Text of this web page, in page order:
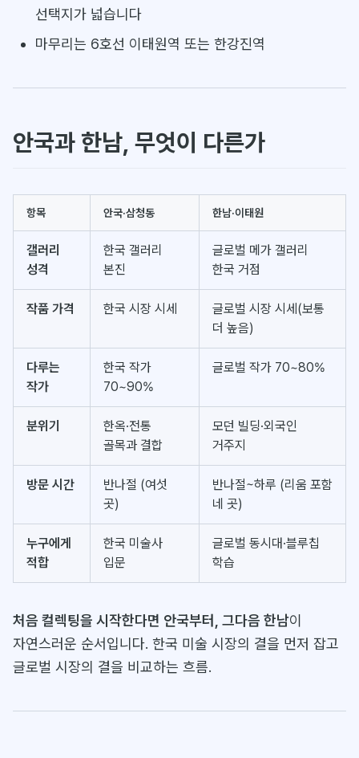
선택지가 넓습니다
마무리는 6호선 이태원역 또는 한강진역
안국과 한남, 무엇이 다른가
항목 안국·삼청동 한남·이태원
갤러리
성격
한국 갤러리
본진
글로벌 메가 갤러리
한국 거점
작품 가격 한국 시장 시세
글로벌 시장 시세(보통
더 높음)
다루는
작가
한국 작가
70~90%
글로벌 작가 70~80%
분위기
한옥·전통
골목과 결합
모던 빌딩·외국인
거주지
방문 시간
반나절 (여섯
곳)
반나절~하루 (리움 포함
네 곳)
누구에게
적합
한국 미술사
입문
글로벌 동시대·블루칩
학습
처음 컬렉팅을 시작한다면 안국부터, 그다음 한남이
자연스러운 순서입니다. 한국 미술 시장의 결을 먼저 잡고
글로벌 시장의 결을 비교하는 흐름.